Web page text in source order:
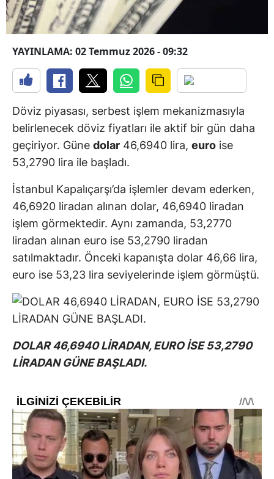
YAYINLAMA: 02 Temmuz 2026 - 09:32
Döviz piyasası, serbest işlem mekanizmasıyla
belirlenecek döviz fiyatları ile aktif bir gün daha
geçiriyor. Güne dolar 46,6940 lira, euro ise
53,2790 lira ile başladı.
İstanbul Kapalıçarşı’da işlemler devam ederken,
46,6920 liradan alınan dolar, 46,6940 liradan
işlem görmektedir. Aynı zamanda, 53,2770
liradan alınan euro ise 53,2790 liradan
satılmaktadır. Önceki kapanışta dolar 46,66 lira,
euro ise 53,23 lira seviyelerinde işlem görmüştü.
DOLAR 46,6940 LİRADAN, EURO İSE 53,2790
LİRADAN GÜNE BAŞLADI.